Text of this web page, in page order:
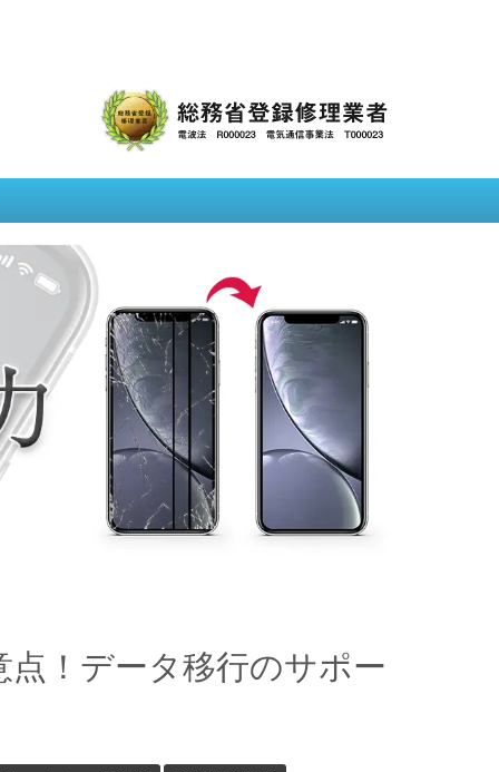
！データ移行のサポー